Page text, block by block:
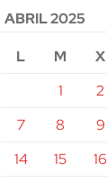
ABRIL 2025
L
M X
1
2
7
8 9
14
15 16